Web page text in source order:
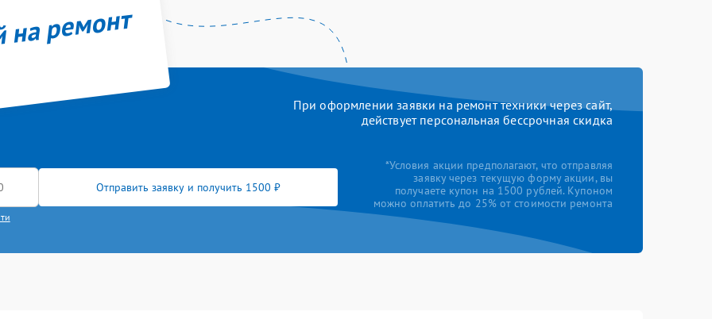
ремонт
При оформлении заявки на ремонт техники через сайт,
действует персональная бессрочная скидка
Отправить заявку и получить 1500 ₽
*Условия акции предполагают, что отправляя
заявку через текущую форму акции, вы
получаете купон на 1500 рублей. Купоном
можно оплатить до 25% от стоимости ремонта